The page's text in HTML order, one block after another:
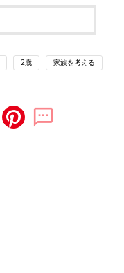
2歳 家族を考える